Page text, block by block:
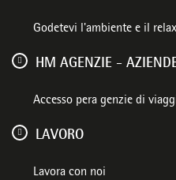
Godetevi l'ambiente e il relax
HM AGENZIE -
Accesso pera genzie di
LAVORO
Lavora con noi